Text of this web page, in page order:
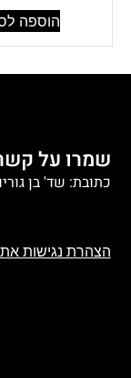
הוספה
שמרו על
כתובת: שד' בן גוריון 5,
הצהרת נגישות